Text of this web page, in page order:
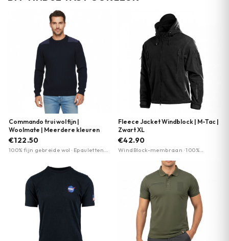
Commando trui wol fijn |
Woolmate | Meerdere kleuren
€122.50
100% fijn gebreide wol · Epauletten
Fleece Jacket Windblock | M-Tac |
Zwart XL
€42.90
WindBlock-membraan · 100%